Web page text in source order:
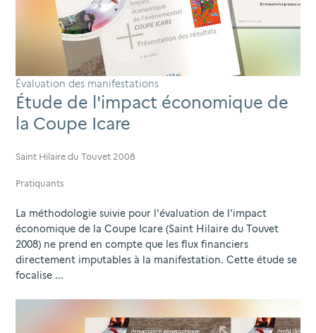
Évaluation des manifestations
Étude de l'impact économique de
la Coupe Icare
Saint Hilaire du Touvet 2008
Pratiquants
La méthodologie suivie pour l'évaluation de l'impact
économique de la Coupe Icare (Saint Hilaire du Touvet
2008) ne prend en compte que les flux financiers
directement imputables à la manifestation. Cette étude se
focalise ...